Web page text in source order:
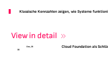
Klassische Kennzahlen zeigen, wie Systeme
View in detail
Dec, 25
30
Cloud Foundation als